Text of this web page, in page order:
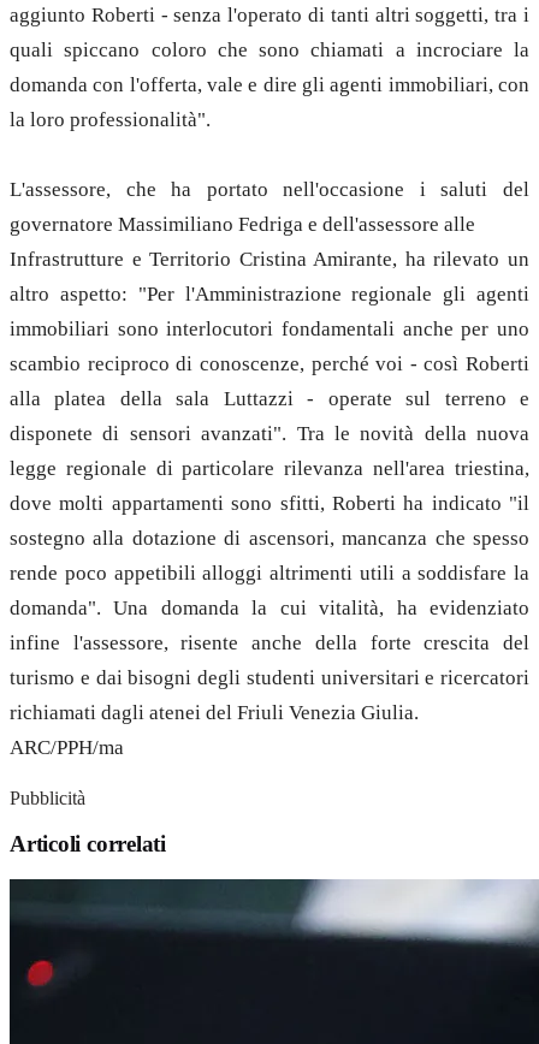
aggiunto Roberti - senza l'operato di tanti altri soggetti, tra i
quali spiccano coloro che sono chiamati a incrociare la
domanda con l'offerta, vale e dire gli agenti immobiliari, con
la loro professionalità".
L'assessore, che ha portato nell'occasione i saluti del
governatore Massimiliano Fedriga e dell'assessore alle
Infrastrutture e Territorio Cristina Amirante, ha rilevato un
altro aspetto: "Per l'Amministrazione regionale gli agenti
immobiliari sono interlocutori fondamentali anche per uno
scambio reciproco di conoscenze, perché voi - così Roberti
alla platea della sala Luttazzi - operate sul terreno e
disponete di sensori avanzati". Tra le novità della nuova
legge regionale di particolare rilevanza nell'area triestina,
dove molti appartamenti sono sfitti, Roberti ha indicato "il
sostegno alla dotazione di ascensori, mancanza che spesso
rende poco appetibili alloggi altrimenti utili a soddisfare la
domanda". Una domanda la cui vitalità, ha evidenziato
infine l'assessore, risente anche della forte crescita del
turismo e dai bisogni degli studenti universitari e ricercatori
richiamati dagli atenei del Friuli Venezia Giulia.
ARC/PPH/ma
Pubblicità
Articoli correlati